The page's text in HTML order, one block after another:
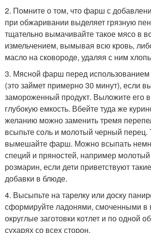
2. Помните о том, что фарш с
при обжаривании выделяет грязную
тщательно вымачивайте такое мясо в
измельчением, вымывая всю кровь,
масло на сковороде, удаляя с ним
3. Мясной фарш перед использованием
(это займет примерно 30 минут), если
замороженный продукт. Выложите его
глубокую емкость. Вбейте туда же
желанию можно заменить тремя
всыпьте соль и молотый черный перец.
вымешайте фарш. Можно всыпать
специй и пряностей, например
розмарин, если дети приветствуют
добавки в блюде.
4. Высыпьте на тарелку или доску
сформируйте ладонями, смоченными в
округлые заготовки котлет и по одной
сухарях со всех сторон.